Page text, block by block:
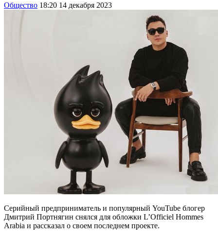
Общество 18:20 14 декабря 2023
Серийный предприниматель и популярный YouTube блогер
Дмитрий Портнягин снялся для обложки L’Officiel Hommes
Arabia и рассказал о своем последнем проекте.